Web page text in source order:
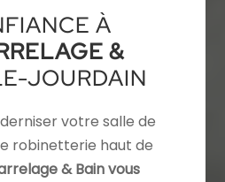
À
&
JOURDAIN
votre salle de
robinetterie haut de
& Bain vous